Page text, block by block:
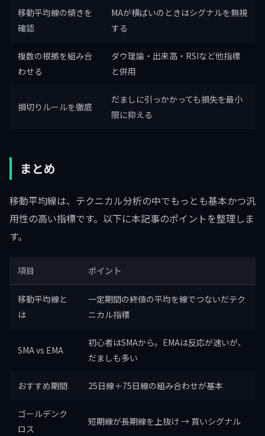
移動平均線の傾きを
確認
MAが横ばいのときはシグナルを無視
する
複数の根拠を組み合
わせる
ダウ理論・出来高・RSIなど他指標
と併用
損切りルールを徹底
だましに引っかかっても損失を最小
限に抑える
まとめ
移動平均線は、テクニカル分析の中でもっとも基本かつ汎
用性の高い指標です。以下に本記事のポイントを整理しま
す。
項目 ポイント
移動平均線と
は
一定期間の終値の平均を線でつないだテク
ニカル指標
SMA vs EMA
初心者はSMAから。EMAは反応が速いが、
だましも多い
おすすめ期間 25日線＋75日線の組み合わせが基本
ゴールデンク
ロス
短期線が長期線を上抜け → 買いシグナル